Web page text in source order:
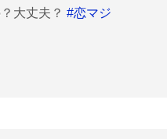
大丈夫？ #恋マジ